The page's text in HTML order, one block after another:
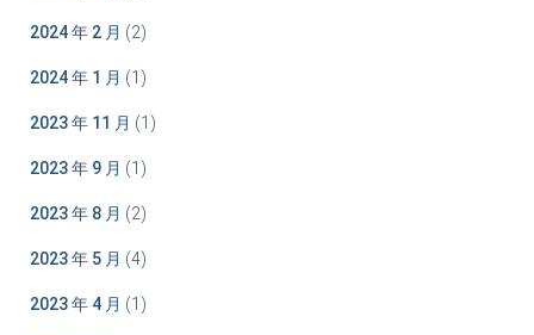
2024 年 2 月 (2)
2024 年 1 月 (1)
2023 年 11 月 (1)
2023 年 9 月 (1)
2023 年 8 月 (2)
2023 年 5 月 (4)
2023 年 4 月 (1)